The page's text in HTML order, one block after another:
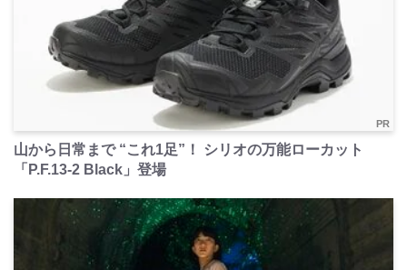
PR
山から日常まで “これ1足”！ シリオの万能ローカット
「P.F.13-2 Black」登場